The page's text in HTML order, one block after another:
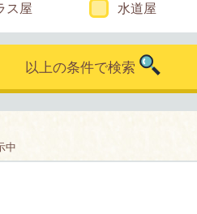
ス屋 水道屋
以上の条件で検索
中